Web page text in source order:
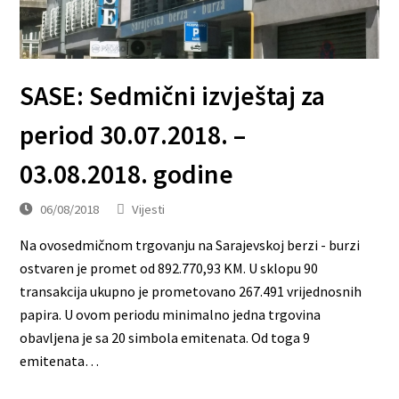
SASE: Sedmični izvještaj za
period 30.07.2018. –
03.08.2018. godine
06/08/2018 Vijesti
Na ovosedmičnom trgovanju na Sarajevskoj berzi - burzi
ostvaren je promet od 892.770,93 KM. U sklopu 90
transakcija ukupno je prometovano 267.491 vrijednosnih
papira. U ovom periodu minimalno jedna trgovina
obavljena je sa 20 simbola emitenata. Od toga 9
emitenata…